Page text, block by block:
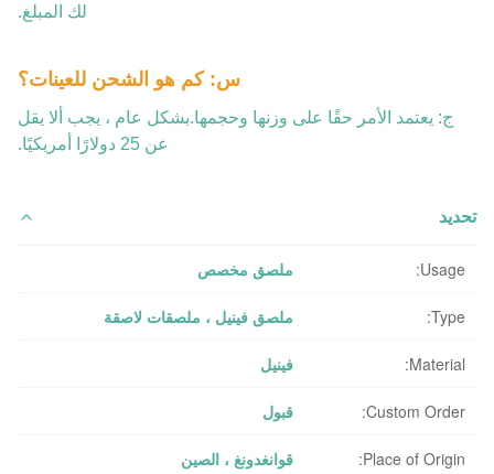
لك المبلغ.
س: كم هو الشحن للعينات؟
ج: يعتمد الأمر حقًا على وزنها وحجمها.بشكل عام ، يجب ألا يقل
عن 25 دولارًا أمريكيًا.
تحديد
Usage: ملصق مخصص
Type: ملصق فينيل ، ملصقات لاصقة
Material: فينيل
Custom Order: قبول
Place of Origin: قوانغدونغ ، الصين